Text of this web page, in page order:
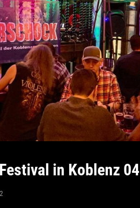
in Koblenz